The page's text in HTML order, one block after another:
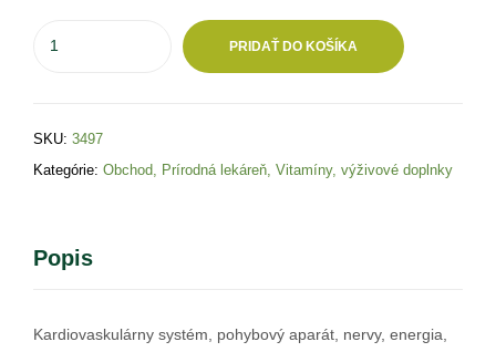
PRIDAŤ DO KOŠÍKA
SKU: 3497
Kategórie: Obchod Prírodná lekáreň Vitamíny, výživové doplnky
Popis
Kardiovaskulárny systém, pohybový aparát, nervy, energia,